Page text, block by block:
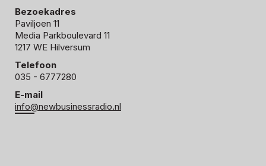
Bezoekadres
Paviljoen 11
Media Parkboulevard 11
1217 WE Hilversum
Telefoon
035 - 6777280
E-mail
info@newbusinessradio.nl